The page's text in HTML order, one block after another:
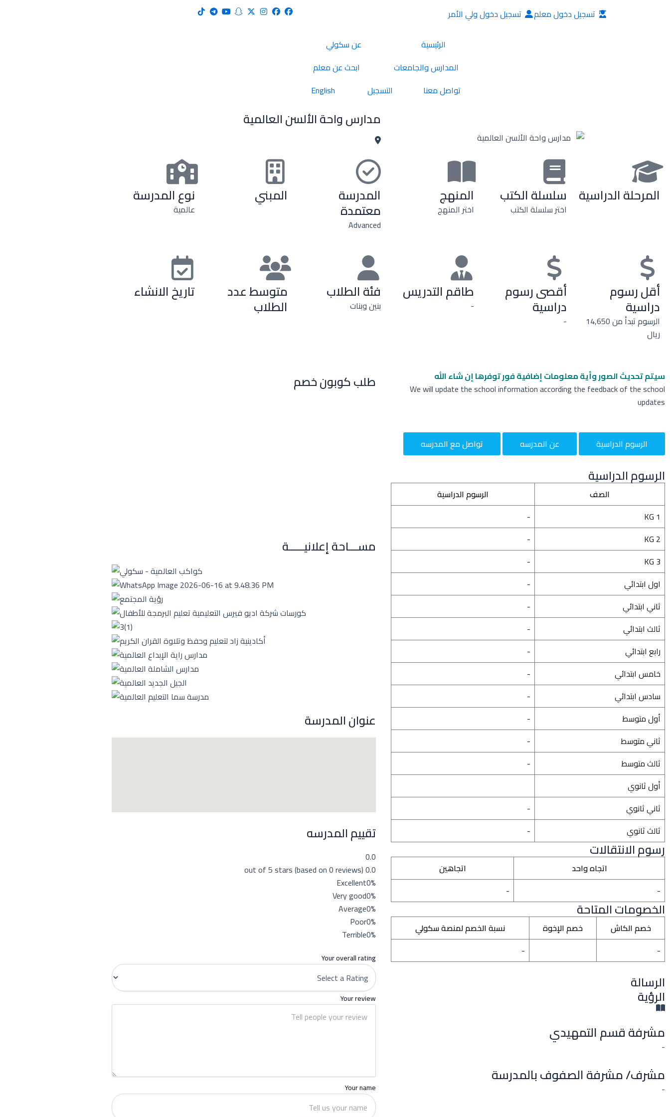
تسجيل دخول معلم تسجيل دخول ولي الأمر
الرئيسية
عن سكولي
المدارس والجامعات
ابحث عن معلم
تواصل معنا
التسجيل English
مدارس واحة الألسن العالمية
المرحلة الدراسية سلسلة الكتب
اختر سلسلة الكتب
المنهج
اختر المنهج
المدرسة
معتمدة
Advanced
المبني نوع المدرسة
عالمية
أقل رسوم
دراسية
الرسوم تبدأ من 14,650
ريال
أقصى رسوم
دراسية
-
طاقم التدريس
-
فئة الطلاب
بنين وبنات
متوسط عدد
الطلاب
تاريخ الانشاء
سيتم تحديث الصور وأية معلومات إضافيةفور توفرها إن شاء الله
We will update the school information according the feedback of the school
updates
الرسوم الدراسية عن المدرسه تواصل مع المدرسه
الرسوم الدراسية
الصف
الرسوم الدراسية
KG 1
-
KG 2
-
KG 3
-
اول ابتدائي
-
ثاني ابتدائي
-
ثالث ابتدائي
-
رابع ابتدائي
-
خامس ابتدائي
-
سادس ابتدائي
-
أول متوسط
-
ثاني متوسط
-
ثالث متوسط
-
أول ثانوي
ثاني ثانوي
-
ثالث ثانوي
-
رسوم الانتقالات
اتجاه واحد
اتجاهين
-
-
الخصومات المتاحة
خصم الكاش خصم الإخوة
نسبة الخصم لمنصة سكولي
-
-
الرسالة
الرؤية
مشرفة قسم التمهيدي
-
مشرف/ مشرفة الصفوف بالمدرسة
-
طلب كوبون خصم
مســـاحة إعلانيـــــة
عنوان المدرسة
تقييم المدرسه
0.0
0.0 out of 5 stars (based on 0 reviews)
Excellent0%
Very good0%
Average0%
Poor0%
Terrible0%
Your overall rating
Your review
Your name